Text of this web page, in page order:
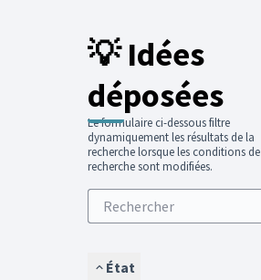
💡 Idées
déposées
Le formulaire ci-dessous filtre
dynamiquement les résultats de la
recherche lorsque les conditions de
recherche sont modifiées.
État